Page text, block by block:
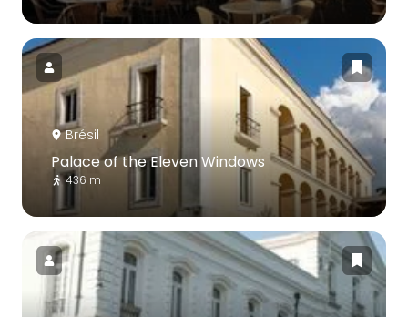
Brésil
Palace of the Eleven Windows
436 m